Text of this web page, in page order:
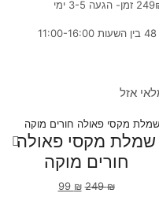
שליח עד הבית חינם- בקנייה מעל 249₪ זמן- הגעה 3-5 ימי
אזל
שמלת מקסי פאולה
חורים מוקה
249₪
99 ₪